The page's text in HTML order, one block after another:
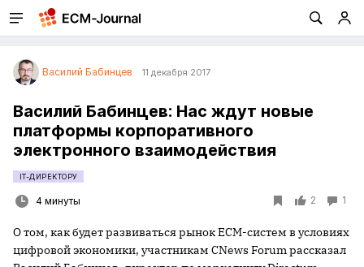
Василий Бабинцев 11 декабря 2017
Василий Бабинцев: Нас ждут новые
платформы корпоративного
электронного взаимодействия
IT-ДИРЕКТОРУ
4 минуты 2 1
О том, как будет развиваться рынок ECM-систем в условиях
цифровой экономики, участникам CNews Forum рассказал